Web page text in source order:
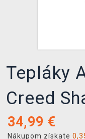
Tepláky
Creed
34,99 €
Nákupom získate